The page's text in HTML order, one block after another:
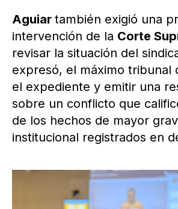
Aguiar también exigió una
intervención de la Corte
revisar la situación del
expresó, el máximo tribunal
el expediente y emitir una
sobre un conflicto que
de los hechos de mayor
institucional registrados en